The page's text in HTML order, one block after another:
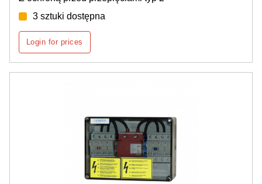
3 sztuki dostępna
Login for prices